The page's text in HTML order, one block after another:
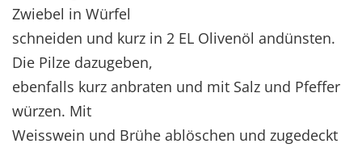
Zwiebel in Würfel
schneiden und kurz in 2 EL Olivenöl andünsten.
Die Pilze dazugeben,
ebenfalls kurz anbraten und mit Salz und Pfeffer
würzen. Mit
Weisswein und Brühe ablöschen und zugedeckt